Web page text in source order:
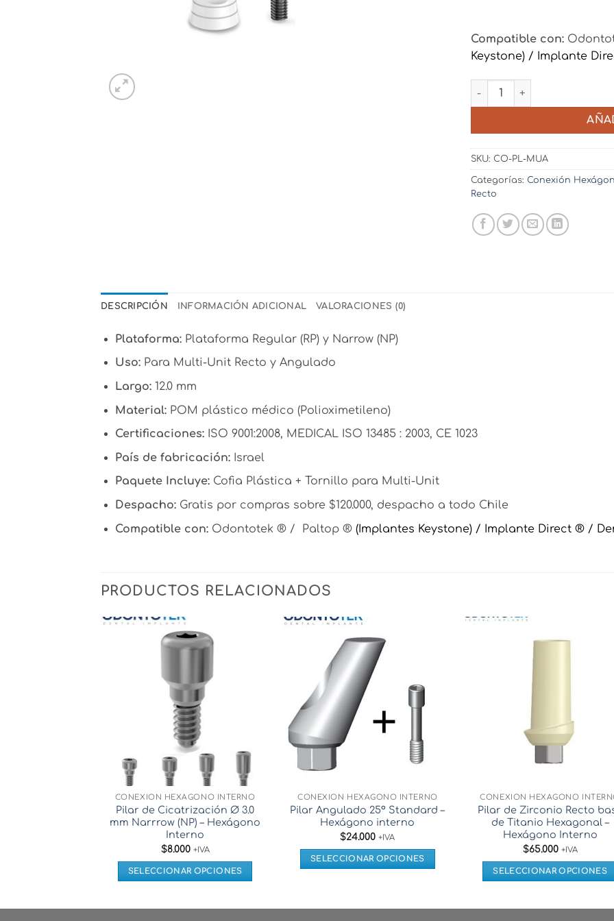
Compatible con:
Keystone) / Implante
Cofia Plástica para Multi-
SKU: CO-PL-MUA
Categorías: Conexión
Recto
DESCRIPCIÓN INFORMACIÓN ADICIONAL VALORACIONES (0)
Plataforma:Plataforma Regular (RP) y Narrow (NP)
Uso:Para Multi-Unit Recto y Angulado
Largo: 12.0 mm
Material:POM plástico médico (Polioximetileno)
Certificaciones:ISO 9001:2008, MEDICAL ISO 13485 : 2003, CE 1023
País de fabricación:Israel
Paquete Incluye:Cofia Plástica + Tornillo para Multi-Unit
Despacho:Gratis por compras sobre $120.000, despacho a todo Chile
Compatible con: Odontotek ® / Paltop ®(Implantes Keystone) / Implante Direct ® /
PRODUCTOS RELACIONADOS
CONEXIÓN HEXÁGONO INTERNO
Pilar de Cicatrización Ø 3.0
mm Narrrow (NP) – Hexágono
Interno
$8.000 +IVA
SELECCIONAR OPCIONES
CONEXIÓN HEXÁGONO INTERNO
Pilar Angulado 25° Standard –
Hexágono interno
$24.000 +IVA
SELECCIONAR OPCIONES
tiene
CONEXIÓN HEXÁGONO
Pilar de Zirconio Recto
de Titanio Hexagonal –
Hexágono Interno
$65.000 +IVA
SELECCIONAR OPCIONES